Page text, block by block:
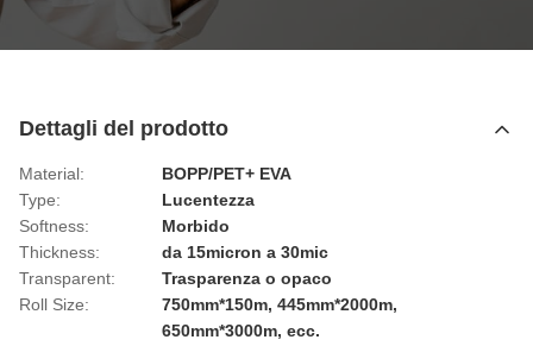
Dettagli del prodotto
Material:
BOPP/PET+ EVA
Type:
Lucentezza
Softness:
Morbido
Thickness:
da 15micron a 30mic
Transparent:
Trasparenza o opaco
Roll Size:
750mm*150m, 445mm*2000m,
650mm*3000m, ecc.